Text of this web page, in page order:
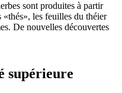
sont produites à partir
«thés», les feuilles du théier
De nouvelles découvertes
supérieure